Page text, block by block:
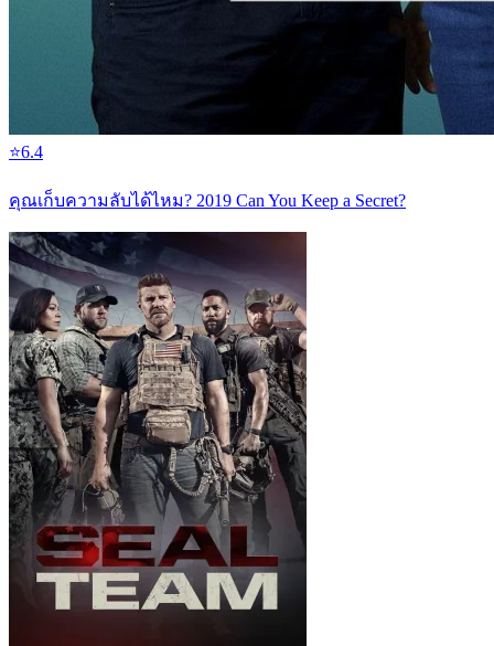
⭐6.4
คุณเก็บความลับได้ไหม? 2019 Can You Keep a Secret?